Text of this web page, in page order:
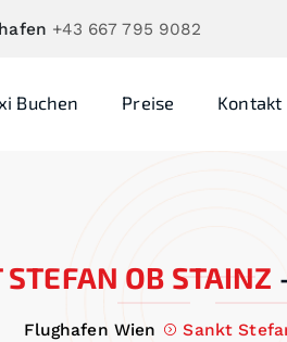
+43 667 795 9082
Buchen Preise Kontakt
STEFAN OB STAINZ
Flughafen Wien Sankt